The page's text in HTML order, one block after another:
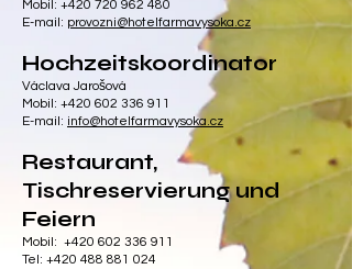
Mobil: +420 720 962 480
E-mail: provozni@hotelfarmavysoka.cz
Hochzeitskoordinator
Václava Jarošová
Mobil: +420 602 336 911
E-mail: info@hotelfarmavysoka.cz
Restaurant,
Tischreservierung und
Feiern
Mobil: +420 602 336 911
Tel: +420 488 881 024